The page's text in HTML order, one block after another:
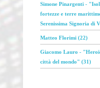
Simone Pinargenti -
fortezze e terre
Serenissima Signoria di
Matteo Florimi (22)
Giacomo Lauro -
città del mondo" (31)